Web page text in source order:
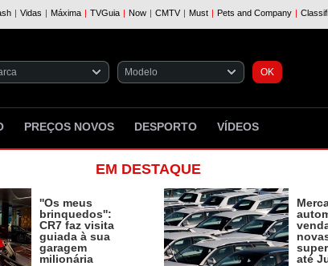
PREÇOS NOVOS DESPORTO VÍDEOS
EM DESTAQUE
''Os meus
brinquedos'':
CR7 faz visita
guiada à sua
garagem
milionária
até